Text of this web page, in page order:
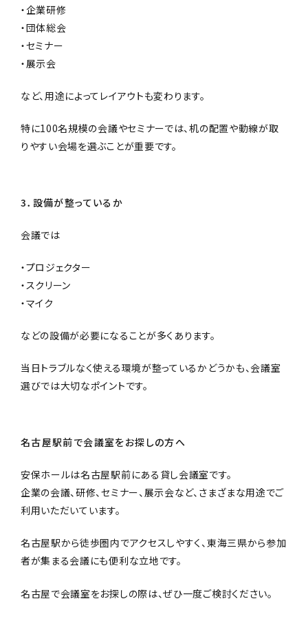
・企業研修
・団体総会
・セミナー
・展示会
など、用途によってレイアウトも変わります。
特に100名規模の会議やセミナーでは、机の配置や動線が取
りやすい会場を選ぶことが重要です。
3．設備が整っているか
会議では
・プロジェクター
・スクリーン
・マイク
などの設備が必要になることが多くあります。
当日トラブルなく使える環境が整っているかどうかも、会議室
選びでは大切なポイントです。
名古屋駅前で会議室をお探しの方へ
安保ホールは名古屋駅前にある貸し会議室です。
企業の会議、研修、セミナー、展示会など、さまざまな用途でご
利用いただいています。
名古屋駅から徒歩圏内でアクセスしやすく、東海三県から参加
者が集まる会議にも便利な立地です。
名古屋で会議室をお探しの際は、ぜひ一度ご検討ください。